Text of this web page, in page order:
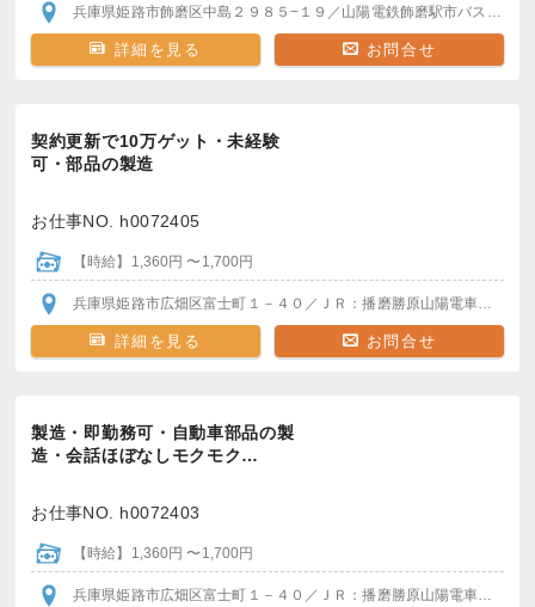
兵庫県姫路市飾磨区中島２９８５−１９ ／山陽電鉄飾磨駅市バスあり
詳細を見る お問合せ
契約更新で10万ゲット・未経験
可・部品の製造
お仕事NO. h0072405
【時給】1,360円 〜1,700円
兵庫県姫路市広畑区富士町１－４０ ／ＪＲ：播磨勝原山陽電車：山陽天満駅
詳細を見る お問合せ
製造・即勤務可・自動車部品の製
造・会話ほぼなしモクモク…
お仕事NO. h0072403
【時給】1,360円 〜1,700円
兵庫県姫路市広畑区富士町１－４０ ／ＪＲ：播磨勝原山陽電車：山陽天満駅